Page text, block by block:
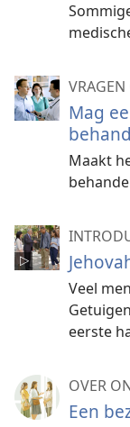
VRAGEN
Mag
Maakt
Veel
eerste
OVER
Een